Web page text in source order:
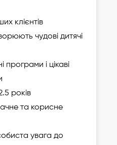
клієнтів
чудові дитячі
програми і цікаві
років
та корисне
увага до